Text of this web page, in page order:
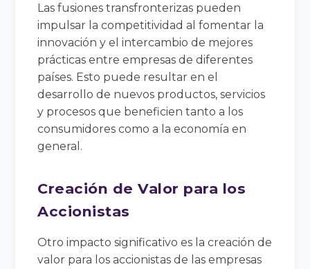
Las fusiones transfronterizas pueden
impulsar la competitividad al fomentar la
innovación y el intercambio de mejores
prácticas entre empresas de diferentes
países. Esto puede resultar en el
desarrollo de nuevos productos, servicios
y procesos que beneficien tanto a los
consumidores como a la economía en
general.
Creación de Valor para los
Accionistas
Otro impacto significativo es la creación de
valor para los accionistas de las empresas